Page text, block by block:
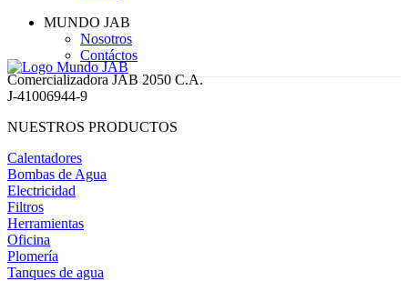
MUNDO JAB
Nosotros
Contáctos
Comercializadora JAB 2050 C.A.
J-41006944-9
NUESTROS PRODUCTOS
Calentadores
Bombas de Agua
Electricidad
Filtros
Herramientas
Oficina
Plomería
Tanques de agua